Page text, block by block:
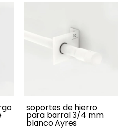
soportes de hierro
para barral 3/4 mm
blanco Ayres